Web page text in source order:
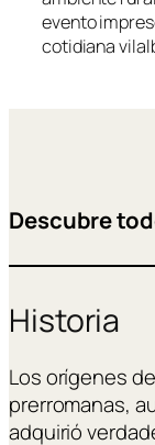
evento
cotidiana
Descubre
Historia
Los orígenes
prerromanas,
adquirió